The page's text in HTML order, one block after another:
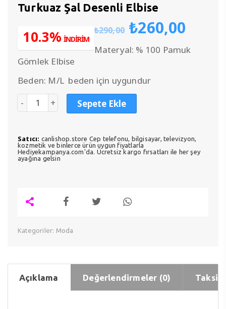
Turkuaz Şal Desenli Elbise
₺290,00 Orijinal
fiyat:
₺290,00.
₺260,00
10.3% İNDİRİM
Materyal: % 100 Pamuk
Gömlek Elbise
Beden: M/L beden için uygundur
Sepete Ekle
Satıcı: canlishop.store Cep telefonu, bilgisayar, televizyon,
kozmetik ve binlerce ürün uygun fiyatlarla
Hediyekampanya.com'da. Ücretsiz kargo fırsatları ile her şey
ayağına gelsin
Kategoriler: Moda
Açıklama Değerlendirmeler (0) Taksit